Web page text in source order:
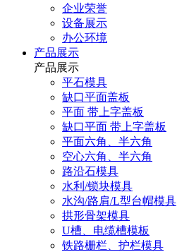
企业荣誉
设备展示
办公环境
产品展示
产品展示
平石模具
缺口平面盖板
平面 带上字盖板
缺口平面 带上字盖板
平面六角、半六角
空心六角、半六角
路沿石模具
水利/锁块模具
水沟/路肩/L型台帽模具
拱形骨架模具
U槽、电缆槽模板
铁路栅栏、护栏模具